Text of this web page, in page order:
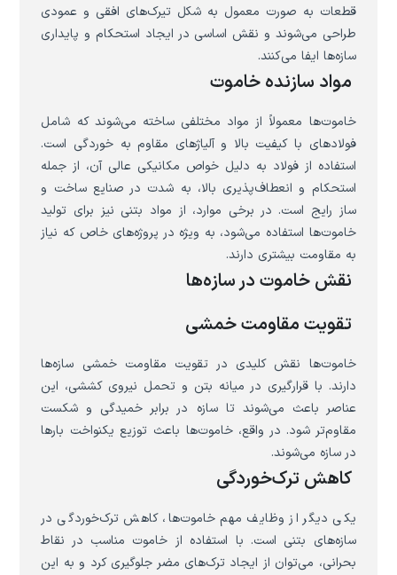
قطعات به صورت معمول به شکل تیرک‌های افقی و عمودی
طراحی می‌شوند و نقش اساسی در ایجاد استحکام و پایداری
سازه‌ها ایفا می‌کنند.
مواد سازنده خاموت
خاموت‌ها معمولاً از مواد مختلفی ساخته می‌شوند که شامل
فولادهای با کیفیت بالا و آلیاژهای مقاوم به خوردگی است.
استفاده از فولاد به دلیل خواص مکانیکی عالی آن، از جمله
استحکام و انعطاف‌پذیری بالا، به شدت در صنایع ساخت و
ساز رایج است. در برخی موارد، از مواد بتنی نیز برای تولید
خاموت‌ها استفاده می‌شود، به ویژه در پروژه‌های خاص که نیاز
به مقاومت بیشتری دارند.
نقش خاموت در سازه‌ها
تقویت مقاومت خمشی
خاموت‌ها نقش کلیدی در تقویت مقاومت خمشی سازه‌ها
دارند. با قرارگیری در میانه بتن و تحمل نیروی کششی، این
عناصر باعث می‌شوند تا سازه در برابر خمیدگی و شکست
مقاوم‌تر شود. در واقع، خاموت‌ها باعث توزیع یکنواخت بارها
در سازه می‌شوند.
کاهش ترک‌خوردگی
یکی دیگر از وظایف مهم خاموت‌ها، کاهش ترک‌خوردگی در
سازه‌های بتنی است. با استفاده از خاموت مناسب در نقاط
بحرانی، می‌توان از ایجاد ترک‌های مضر جلوگیری کرد و به این